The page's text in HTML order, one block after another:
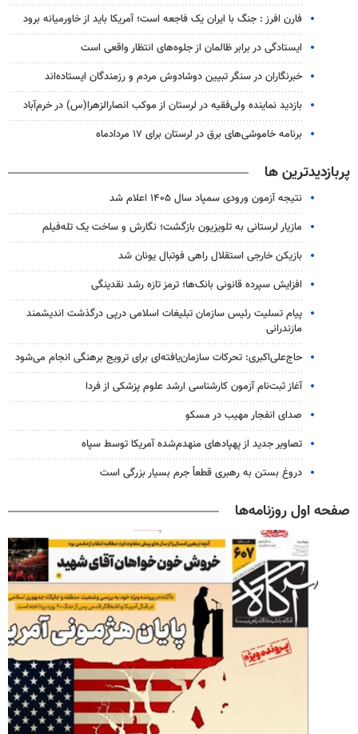
فارن افرز : جنگ با ایران یک فاجعه است؛ آمریکا باید از خاورمیانه برود
ایستادگی در برابر ظالمان از جلوه‌های انتظار واقعی است
خبرنگاران در سنگر تبیین دوشادوش مردم و رزمندگان ایستاده‌اند
بازدید نماینده ولی‌فقیه در لرستان از موکب انصارالزهرا(س) در خرم‌آباد
برنامه خاموشی‌های برق در لرستان برای ۱۷ مردادماه
پربازدیدترین ها
نتیجه آزمون ورودی سمپاد سال ۱۴۰۵ اعلام شد
مازیار لرستانی به تلویزیون بازگشت؛ نگارش و ساخت یک تله‌فیلم
بازیکن خارجی استقلال راهی فوتبال یونان شد
افزایش سپرده قانونی بانک‌ها؛ ترمز تازه رشد نقدینگی
پیام تسلیت رئیس سازمان تبلیغات اسلامی درپی درگذشت اندیشمند
مازندرانی
حاج‌علی‌اکبری: تحرکات سازمان‌یافته‌ای برای ترویج برهنگی انجام می‌شود
آغاز ثبت‌نام‌ آزمون کارشناسی ارشد علوم پزشکی از فردا
صدای انفجار مهیب در مسکو
تصاویر جدید از پهپادهای منهدم‌شده آمریکا توسط سپاه
دروغ بستن به رهبری قطعاً جرم بسیار بزرگی است
صفحه اول روزنامه‌ها